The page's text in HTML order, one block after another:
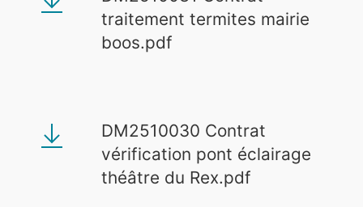
traitement termites mairie
boos.pdf
DM2510030 Contrat
vérification pont éclairage
théâtre du Rex.pdf